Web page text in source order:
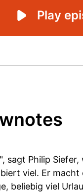
Philip Siefer,
viel. Er macht
beliebig viel